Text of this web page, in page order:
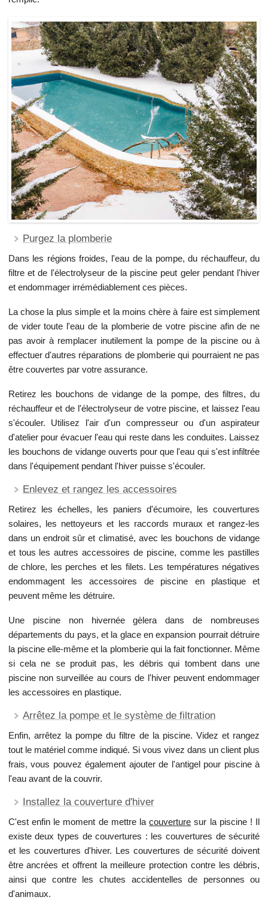
Purgez la plomberie
Dans les régions froides, l'eau de la pompe, du réchauffeur, du
filtre et de l'électrolyseur de la piscine peut geler pendant l'hiver
et endommager irrémédiablement ces pièces.
La chose la plus simple et la moins chère à faire est simplement
de vider toute l'eau de la plomberie de votre piscine afin de ne
pas avoir à remplacer inutilement la pompe de la piscine ou à
effectuer d'autres réparations de plomberie qui pourraient ne pas
être couvertes par votre assurance.
Retirez les bouchons de vidange de la pompe, des filtres, du
réchauffeur et de l'électrolyseur de votre piscine, et laissez l'eau
s'écouler. Utilisez l'air d'un compresseur ou d'un aspirateur
d'atelier pour évacuer l'eau qui reste dans les conduites. Laissez
les bouchons de vidange ouverts pour que l'eau qui s'est infiltrée
dans l'équipement pendant l'hiver puisse s'écouler.
Enlevez et rangez les accessoires
Retirez les échelles, les paniers d'écumoire, les couvertures
solaires, les nettoyeurs et les raccords muraux et rangez-les
dans un endroit sûr et climatisé, avec les bouchons de vidange
et tous les autres accessoires de piscine, comme les pastilles
de chlore, les perches et les filets. Les températures négatives
endommagent les accessoires de piscine en plastique et
peuvent même les détruire.
Une piscine non hivernée gèlera dans de nombreuses
départements du pays, et la glace en expansion pourrait détruire
la piscine elle-même et la plomberie qui la fait fonctionner. Même
si cela ne se produit pas, les débris qui tombent dans une
piscine non surveillée au cours de l'hiver peuvent endommager
les accessoires en plastique.
Arrêtez la pompe et le système de filtration
Enfin, arrêtez la pompe du filtre de la piscine. Videz et rangez
tout le matériel comme indiqué. Si vous vivez dans un client plus
frais, vous pouvez également ajouter de l'antigel pour piscine à
l'eau avant de la couvrir.
Installez la couverture d'hiver
C'est enfin le moment de mettre lacouverture sur la piscine ! Il
existe deux types de couvertures : les couvertures de sécurité
et les couvertures d'hiver. Les couvertures de sécurité doivent
être ancrées et offrent la meilleure protection contre les débris,
ainsi que contre les chutes accidentelles de personnes ou
d'animaux.